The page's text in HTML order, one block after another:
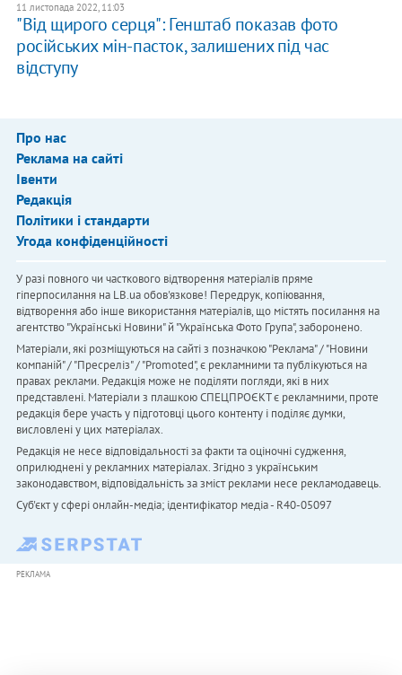
11 листопада 2022, 11:03
"Від щирого серця": Генштаб показав фото
російських мін-пасток, залишених під час
відступу
Про нас
Реклама на сайті
Івенти
Редакція
Політики і стандарти
Угода конфіденційності
У разі повного чи часткового відтворення матеріалів пряме
гіперпосилання на LB.ua обов'язкове! Передрук, копіювання,
відтворення або інше використання матеріалів, що містять посилання на
агентство "Українськi Новини" й "Українська Фото Група", заборонено.
Матеріали, які розміщуються на сайті з позначкою "Реклама" / "Новини
компаній" / "Пресреліз" / "Promoted", є рекламними та публікуються на
правах реклами. Редакція може не поділяти погляди, які в них
представлені. Матеріали з плашкою СПЕЦПРОЄКТ є рекламними, проте
редакція бере участь у підготовці цього контенту і поділяє думки,
висловлені у цих матеріалах.
Редакція не несе відповідальності за факти та оціночні судження,
оприлюднені у рекламних матеріалах. Згідно з українським
законодавством, відповідальність за зміст реклами несе рекламодавець.
Cуб'єкт у сфері онлайн-медіа; ідентифікатор медіа - R40-05097
РЕКЛАМА